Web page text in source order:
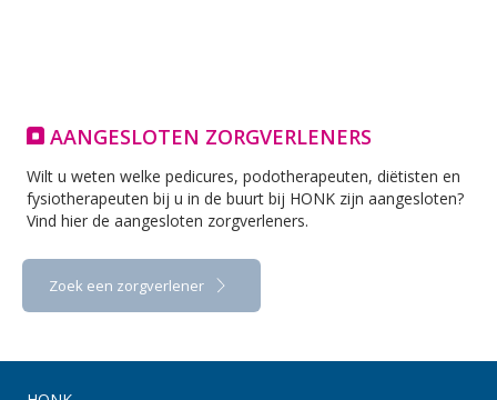
AANGESLOTEN ZORGVERLENERS
Wilt u weten welke pedicures, podotherapeuten, diëtisten en
fysiotherapeuten bij u in de buurt bij HONK zijn aangesloten?
Vind hier de aangesloten zorgverleners.
Zoek een zorgverlener